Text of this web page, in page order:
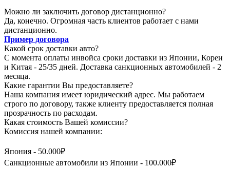
Можно ли заключить договор дистанционно?
Да, конечно. Огромная часть клиентов работает с нами
дистанционно.
Пример договора
Какой срок доставки авто?
С момента оплаты инвойса сроки доставки из Японии, Кореи
и Китая - 25/35 дней. Доставка санкционных автомобилей - 2
месяца.
Какие гарантии Вы предоставляете?
Наша компания имеет юридический адрес. Мы работаем
строго по договору, также клиенту предоставляется полная
прозрачность по расходам.
Какая стоимость Вашей комиссии?
Комиссия нашей компании:
Япония - 50.000₽
Санкционные автомобили из Японии - 100.000₽